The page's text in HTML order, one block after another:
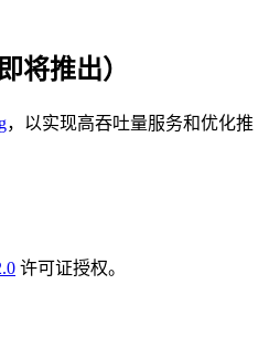
将推出）
，以实现高吞吐量服务和优化推
许可证授权。